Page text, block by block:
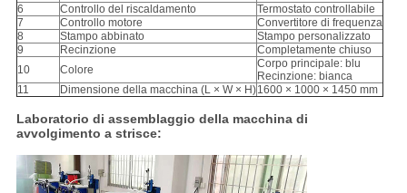
6
Controllo del riscaldamento
Termostato controllabile
7
Controllo motore
Convertitore di frequenza
8
Stampo abbinato
Stampo personalizzato
9
Recinzione
Completamente chiuso
10
Colore
Corpo principale: blu
Recinzione: bianca
11
Dimensione della macchina (L × W × H)1600 × 1000 × 1450 mm
Laboratorio di assemblaggio della macchina di
avvolgimento a strisce: